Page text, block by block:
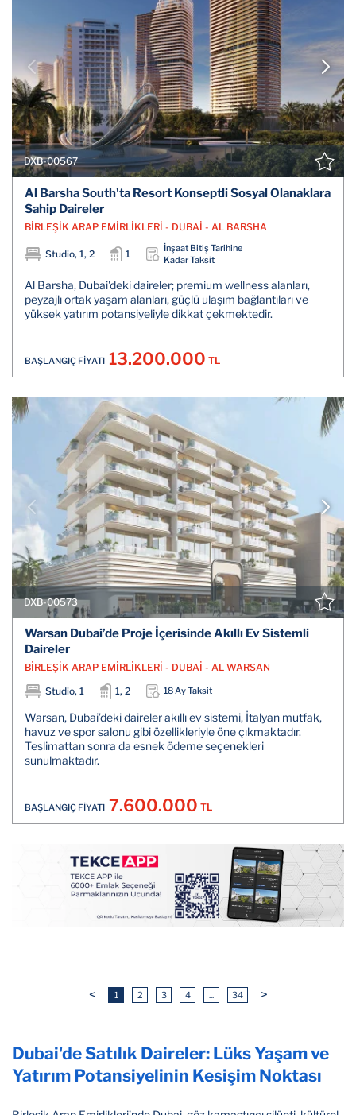
Dubai'de Satılık Daireler: Lüks Yaşam ve
Yatırım Potansiyelinin Kesişim Noktası
DXB-00567
Al Barsha South'ta Resort Konseptli Sosyal Olanaklara
Sahip Daireler
BİRLEŞİK ARAP EMİRLİKLERİ - DUBAİ - AL BARSHA
Studio, 1, 2 1
İnşaat Bitiş Tarihine
Kadar Taksit
Al Barsha, Dubai'deki daireler; premium wellness alanları,
peyzajlı ortak yaşam alanları, güçlü ulaşım bağlantıları ve
yüksek yatırım potansiyeliyle dikkat çekmektedir.
BAŞLANGIÇ FİYATI 13.200.000 TL
DXB-00573
Warsan Dubai’de Proje İçerisinde Akıllı Ev Sistemli
Daireler
BİRLEŞİK ARAP EMİRLİKLERİ - DUBAİ - AL WARSAN
Studio, 1
1, 2 18 Ay Taksit
Warsan, Dubai’deki daireler akıllı ev sistemi, İtalyan mutfak,
havuz ve spor salonu gibi özellikleriyle öne çıkmaktadır.
Teslimattan sonra da esnek ödeme seçenekleri
sunulmaktadır.
BAŞLANGIÇ FİYATI 7.600.000 TL
< 1 2 3 4 ... 34 >